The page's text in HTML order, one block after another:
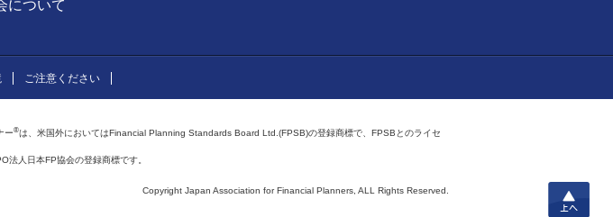
上へ
について
ご注意ください
ー®は、米国外においてはFinancial Planning Standards Board Ltd.(FPSB)の登録商標で、FPSBとのライセ
法人日本FP協会の登録商標です。
Copyright Japan Association for Financial Planners, ALL Rights Reserved.